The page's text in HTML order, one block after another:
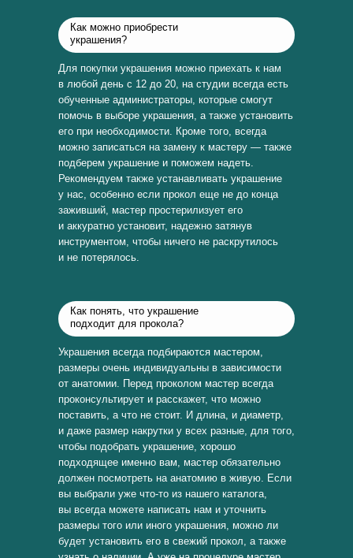
Как можно приобрести
украшения?
Для покупки украшения можно приехать к нам
в любой день с 12 до 20, на студии всегда есть
обученные администраторы, которые смогут
помочь в выборе украшения, а также установить
его при необходимости. Кроме того, всегда
можно записаться на замену к мастеру — также
подберем украшение и поможем надеть.
Рекомендуем также устанавливать украшение
у нас, особенно если прокол еще не до конца
заживший, мастер простерилизует его
и аккуратно установит, надежно затянув
инструментом, чтобы ничего не раскрутилось
и не потерялось.
Как понять, что украшение
подходит для прокола?
Украшения всегда подбираются мастером,
размеры очень индивидуальны в зависимости
от анатомии. Перед проколом мастер всегда
проконсультирует и расскажет, что можно
поставить, а что не стоит. И длина, и диаметр,
и даже размер накрутки у всех разные, для того,
чтобы подобрать украшение, хорошо
подходящее именно вам, мастер обязательно
должен посмотреть на анатомию в живую. Если
вы выбрали уже что-то из нашего каталога,
вы всегда можете написать нам и уточнить
размеры того или иного украшения, можно ли
будет установить его в свежий прокол, а также